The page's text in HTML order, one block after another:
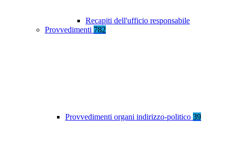
Recapiti dell'ufficio responsabile
Provvedimenti 782
Provvedimenti organi indirizzo-politico 39